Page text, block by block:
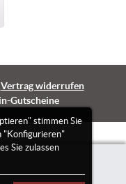
stimmen Sie
"Konfigurieren"
Sie zulassen
Vertrag widerrufen
Gutscheine